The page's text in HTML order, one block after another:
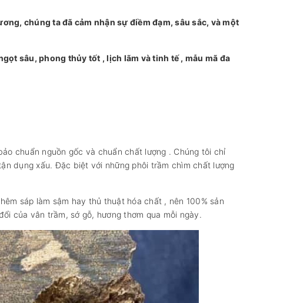
chúng ta đã cảm nhận sự điềm đạm, sâu sắc, và một
sâu, phong thủy tốt , lịch lãm và tinh tế , mẫu mã đa
chuẩn nguồn gốc và chuẩn chất lượng . Chúng tôi chỉ
dụng xấu. Đặc biệt với những phôi trầm chìm chất lượng
sáp làm sậm hay thủ thuật hóa chất , nên 100% sản
của vân trầm, sớ gỗ, hương thơm qua mỗi ngày.